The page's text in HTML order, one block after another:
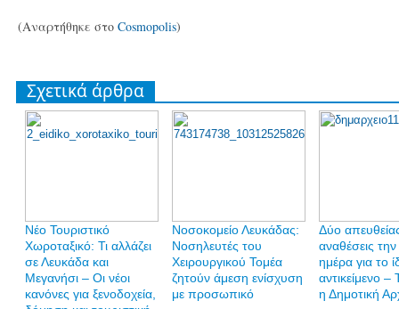
(Αναρτήθηκε στο Cosmopolis)
Σχετικά άρθρα
Νέο Τουριστικό
Χωροταξικό: Τι αλλάζει
σε Λευκάδα και
Μεγανήσι – Οι νέοι
κανόνες για ξενοδοχεία,
Νοσοκομείο Λευκάδας:
Νοσηλευτές του
Χειρουργικού Τομέα
ζητούν άμεση ενίσχυση
με προσωπικό
Δύο
αναθέσεις την
ημέρα για το
αντικείμενο –
η Δημοτική